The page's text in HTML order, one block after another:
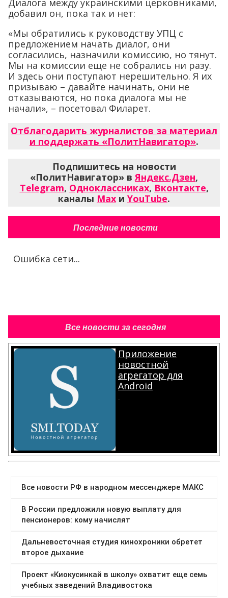
Диалога между украинскими церковниками,
добавил он, пока так и нет:
«Мы обратились к руководству УПЦ с
предложением начать диалог, они
согласились, назначили комиссию, но тянут.
Мы на комиссии еще не собрались ни разу.
И здесь они поступают нерешительно. Я их
призываю – давайте начинать, они не
отказываются, но пока диалога мы не
начали», – посетовал Филарет.
Отблагодарить журналистов за материал
и поддержать «ПолитНавигатор».
Подпишитесь на новости
«ПолитНавигатор» вЯндекс.Дзен,
Telegram, Одноклассниках, Вконтакте,
каналы Max и YouTube.
Последние новости
Ошибка сети...
Все новости за сегодня
Приложение
новостной
агрегатор для
Android
.